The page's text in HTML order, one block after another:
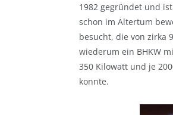
1982 gegründet und
schon im Altertum
besucht, die von zirka
wiederum ein BHKW
350 Kilowatt und je
konnte.